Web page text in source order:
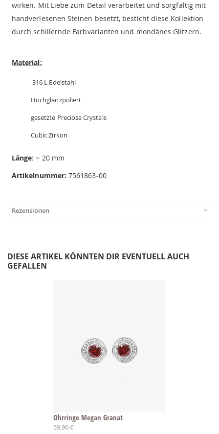
wirken. Mit Liebe zum Detail verarbeitet und sorgfältig mit
handverlesenen Steinen besetzt, besticht diese Kollektion
durch schillernde Farbvarianten und mondänes Glitzern.
Material:
316 L Edelstahl
Hochglanzpoliert
gesetzte Preciosa Crystals
Cubic Zirkon
Länge: ~ 20 mm
Artikelnummer:7561863-00
Rezensionen
DIESE ARTIKEL KÖNNTEN DIR EVENTUELL AUCH
GEFALLEN
Ohrringe Megan Granat
59,90 €